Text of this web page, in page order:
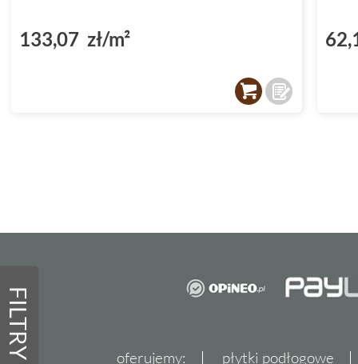
FILTRY
133,07 zł/m²
oferujemy: płytki podłogowe